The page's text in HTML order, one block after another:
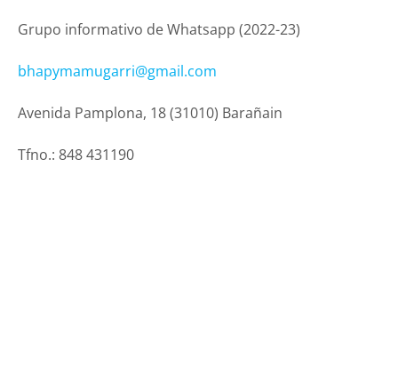
Grupo informativo de Whatsapp (2022-23)
bhapymamugarri@gmail.com
Avenida Pamplona, 18 (31010) Barañain
Tfno.: 848 431190